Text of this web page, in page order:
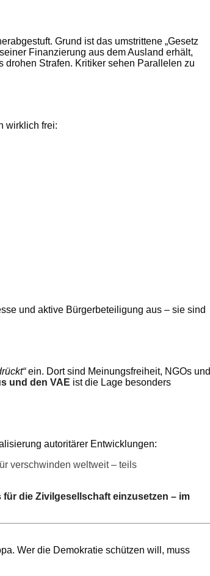
Grund ist das umstrittene „Gesetz
Finanzierung aus dem Ausland erhält,
drohen Strafen. Kritiker sehen Parallelen zu
wirklich frei:
und aktive Bürgerbeteiligung aus – sie sind
ein. Dort sind Meinungsfreiheit, NGOs und
und den VAE ist die Lage besonders
autoritärer Entwicklungen:
verschwinden weltweit – teils
die Zivilgesellschaft einzusetzen – im
Wer die Demokratie schützen will, muss